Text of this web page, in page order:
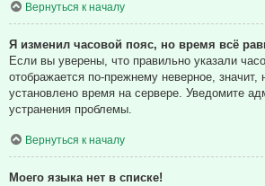
Вернуться к началу
Я изменил часовой пояс, но время всё
Если вы уверены, что правильно указали
отображается по-прежнему неверное, значит,
установлено время на сервере. Уведомите
устранения проблемы.
Вернуться к началу
Моего языка нет в списке!